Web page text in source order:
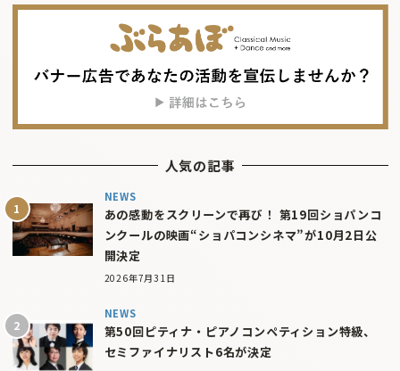
人気の記事
NEWS
あの感動をスクリーンで再び！ 第19回ショパンコ
ンクールの映画“ショパコンシネマ”が10月2日公
開決定
2026年7月31日
NEWS
第50回ピティナ・ピアノコンペティション特級、
セミファイナリスト6名が決定